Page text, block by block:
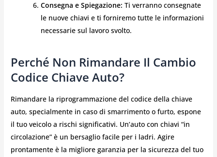
Consegna e Spiegazione: Ti verranno consegnate
le nuove chiavi e ti forniremo tutte le informazioni
necessarie sul lavoro svolto.
Perché Non Rimandare Il Cambio
Codice Chiave Auto?
Rimandare la riprogrammazione del codice della chiave
auto, specialmente in caso di smarrimento o furto, espone
il tuo veicolo a rischi significativi. Un’auto con chiavi “in
circolazione” è un bersaglio facile per i ladri. Agire
prontamente è la migliore garanzia per la sicurezza del tuo